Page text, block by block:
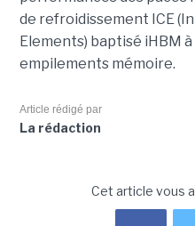
de refroidissement ICE
Elements) baptisé iHBM
empilements mémoire.
Article rédigé par
La rédaction
Cet article vous